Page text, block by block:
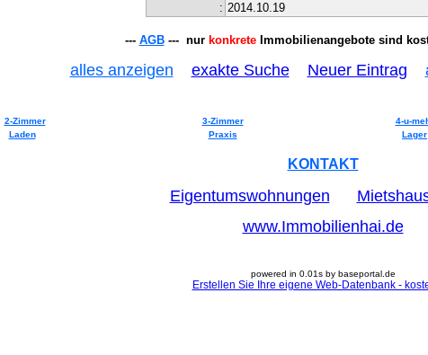
: 2014.10.19
--- AGB--- nur konkreteImmobilienangebote sind
alles anzeigen exakte Suche Neuer Eintrag
2-Zimmer 3-Zimmer 4-u-
Laden Praxis Lager
KONTAKT
Eigentumswohnungen
www.Immobilienhai.de
powered in 0.01s by baseportal.de
Erstellen Sie Ihre eigene Web-Datenbank -